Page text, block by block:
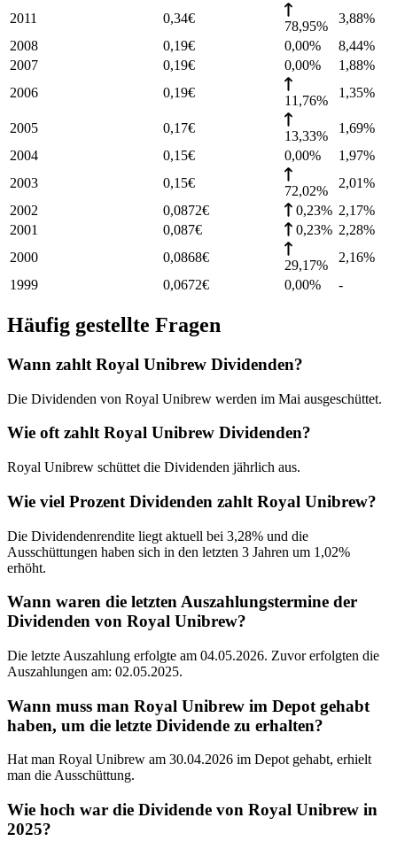
2011 0,34€
78,95%
3,88%
2008
0,19€ 0,00% 8,44%
2007
0,19€ 0,00% 1,88%
2006
0,19€
11,76%
1,35%
2005 0,17€
13,33%
1,69%
2004
0,15€ 0,00% 1,97%
2003
0,15€
72,02%
2,01%
2002
0,0872€ 0,23% 2,17%
2001
0,087€ 0,23% 2,28%
2000
0,0868€
29,17%
2,16%
1999
0,0672€ 0,00% -
Häufig gestellte Fragen
Wann zahlt Royal Unibrew Dividenden?
Die Dividenden von Royal Unibrew werden im Mai ausgeschüttet.
Wie oft zahlt Royal Unibrew Dividenden?
Royal Unibrew schüttet die Dividenden jährlich aus.
Wie viel Prozent Dividenden zahlt Royal Unibrew?
Die Dividendenrendite liegt aktuell bei 3,28% und die
Ausschüttungen haben sich in den letzten 3 Jahren um 1,02%
erhöht.
Wann waren die letzten Auszahlungstermine der
Dividenden von Royal Unibrew?
Die letzte Auszahlung erfolgte am 04.05.2026. Zuvor erfolgten die
Auszahlungen am: 02.05.2025.
Wann muss man Royal Unibrew im Depot gehabt
haben, um die letzte Dividende zu erhalten?
Hat man Royal Unibrew am 30.04.2026 im Depot gehabt, erhielt
man die Ausschüttung.
Wie hoch war die Dividende von Royal Unibrew in
2025?